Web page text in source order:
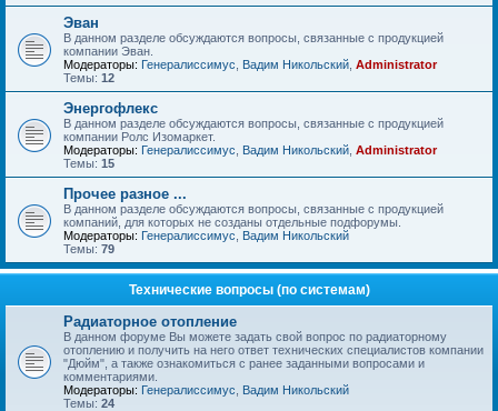
Эван
В данном разделе обсуждаются вопросы, связанные с продукцией
компании Эван.
Модераторы: Генералиссимус Вадим Никольский Administrator
Темы: 12
Энергофлекс
В данном разделе обсуждаются вопросы, связанные с продукцией
компании Ролс Изомаркет.
Модераторы: Генералиссимус Вадим Никольский Administrator
Темы: 15
Прочее разное ...
В данном разделе обсуждаются вопросы, связанные с продукцией
компаний, для которых не созданы отдельные подфорумы.
Модераторы: Генералиссимус
Вадим Никольский
Темы: 79
Технические вопросы (по системам)
Радиаторное отопление
В данном форуме Вы можете задать свой вопрос по радиаторному
отоплению и получить на него ответ технических специалистов компании
"Дюйм", а также ознакомиться с ранее заданными вопросами и
комментариями.
Модераторы: Генералиссимус
Вадим Никольский
Темы: 24